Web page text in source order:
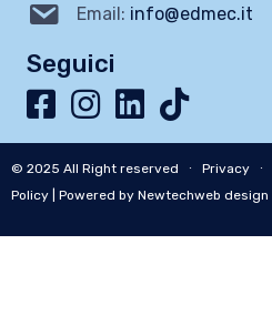
Email: info@edmec.it
Seguici
© 2025 All Right reserved ∙ Privacy ∙
Policy | Powered by Newtechweb design